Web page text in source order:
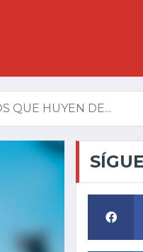
QUE HUYEN DE...